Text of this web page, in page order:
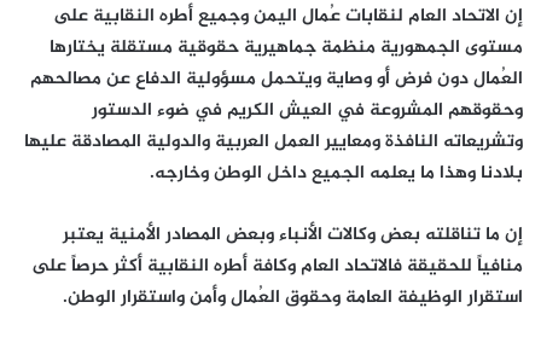
إن الاتحاد العام لنقابات عُمال اليمن وجميع أطره النقابية على
مستوى الجمهورية منظمة جماهيرية حقوقية مستقلة يختارها
العُمال دون فرض أو وصاية ويتحمل مسؤولية الدفاع عن مصالحهم
وحقوقهم المشروعة في العيش الكريم في ضوء الدستور
وتشريعاته النافذة ومعايير العمل العربية والدولية المصادقة عليها
بلادنا وهذا ما يعلمه الجميع داخل الوطن وخارجه.
إن ما تناقلته بعض وكالات الأنباء وبعض المصادر الأمنية يعتبر
منافياً للحقيقة فالاتحاد العام وكافة أطره النقابية أكثر حرصاً على
استقرار الوظيفة العامة وحقوق العُمال وأمن واستقرار الوطن.